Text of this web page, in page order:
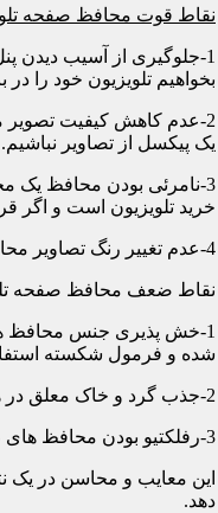
نقاط قوت محافظ صفحه
1-جلوگیری از آسیب دیدن
بخواهیم تلویزیون خود را در
2-عدم کاهش کیفیت تصویر
یک پیکسل از تصاویر نباشیم.
3-نامرئی بودن محافظ یک
خرید تلویزیون است و اگر
4-عدم تغییر رنگ تصاویر محافظ صفحه ای که از متریال گرید A ساخته شده باشد در رنگ ها کوچکترین دخالتی از خود نشان نمی دهد و شما می توانید با خیالی آسوده از تصاویر و رنگهای اورجینال لذت ببرید.
نقاط ضعف محافظ صفحه
1-خش پذیری جنس محافظ
شده و فرمول شکسته
2-جذب گرد و خاک معلق در هوا پلی متیل متا آکریلات بعد از جدا شدن کاور دارای الکتریسیته ساکن می شود و جاذب گرد و خاک؛ که به مرور زمان این حالت کم و کمتر می شود.
3-رفلکتیو بودن محافظ های صفحه تا حدودی نورهای محیطی را منعکس می کنند و این یکی از معایب آن هاست که با جابجایی تلویزیون یا منابع نوری می توان رفلکس را کنترل کرد.
این معایب و محاسن در یک
دهد.